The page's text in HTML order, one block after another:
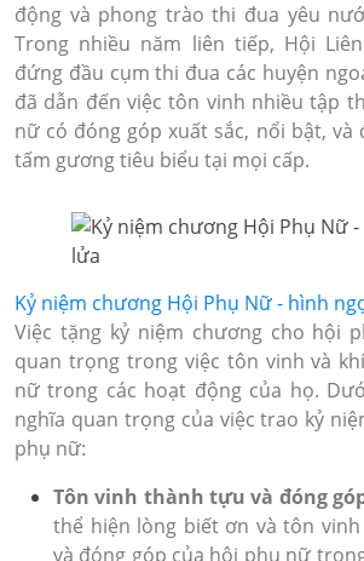
động và phong trào thi đua yêu
Trong nhiều năm liên tiếp, Hội
đứng đầu cụm thi đua các huyện
đã dẫn đến việc tôn vinh nhiều tập
nữ có đóng góp xuất sắc, nổi bật, và
tấm gương tiêu biểu tại mọi cấp.
Kỷ niệm chương Hội Phụ Nữ - hình
Việc tặng kỷ niệm chương cho hội
quan trọng trong việc tôn vinh và
nữ trong các hoạt động của họ.
nghĩa quan trọng của việc trao kỷ
phụ nữ:
Tôn vinh thành tựu và đóng
thể hiện lòng biết ơn và tôn
và đóng góp của hội phụ nữ